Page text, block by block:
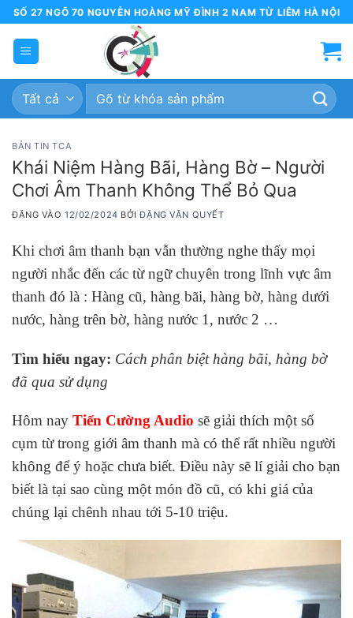
Bỏ
qua
dung
SỐ 27 NGÕ 70 NGUYỄN HOÀNG MỸ ĐÌNH 2 NAM TỪ LIÊM HÀ NỘI
Tìm
BẢN TIN TCA
Khái Niệm Hàng Bãi, Hàng Bờ – Người
Chơi Âm Thanh Không Thể Bỏ Qua
ĐĂNG VÀO12/02/2024 BỞIĐẶNG VĂN QUYẾT
Khi chơi âm thanh bạn vẫn thường nghe thấy mọi
người nhắc đến các từ ngữ chuyên trong lĩnh vực âm
thanh đó là : Hàng cũ, hàng bãi, hàng bờ, hàng dưới
nước, hàng trên bờ, hàng nước 1, nước 2 …
Tìm hiểu ngay: Cách phân biệt hàng bãi, hàng bờ
đã qua sử dụng
Hôm nay Tiến Cường Audio sẽ giải thích một số
cụm từ trong giới âm thanh mà có thể rất nhiều người
không để ý hoặc chưa biết. Điều này sẽ lí giải cho bạn
biết là tại sao cùng một món đồ cũ, có khi giá của
chúng lại chênh nhau tới 5-10 triệu.